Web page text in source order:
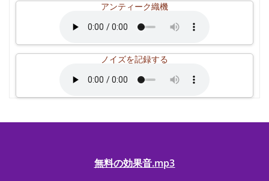
アンティーク織機
ノイズを記録する
無料の効果音.mp3